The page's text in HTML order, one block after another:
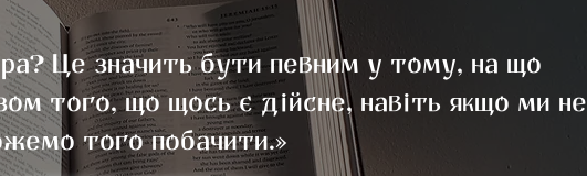
Це значить бути певним у тому, на що
того, що щось є дійсне, навіть якщо ми не
того побачити.»